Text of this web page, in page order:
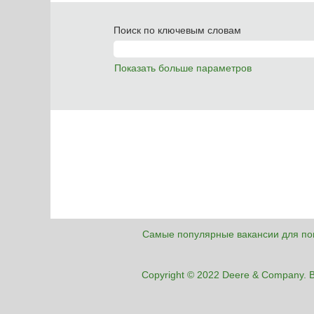
Поиск по ключевым словам
Показать больше параметров
Самые популярные вакансии для
Copyright © 2022 Deere & Company.